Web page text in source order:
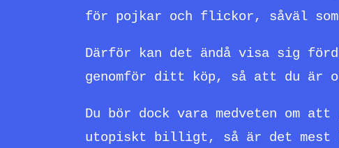
för pojkar och flickor, såväl
Därför kan det ändå visa sig
genomför ditt köp, så att du är
Du bör dock vara medveten om
utopiskt billigt, så är det mest